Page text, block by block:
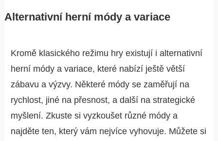
Alternativní herní módy a variace
Kromě klasického režimu hry existují i alternativní
herní módy a variace, které nabízí ještě větší
zábavu a výzvy. Některé módy se zaměřují na
rychlost, jiné na přesnost, a další na strategické
myšlení. Zkuste si vyzkoušet různé módy a
najděte ten, který vám nejvíce vyhovuje. Můžete si